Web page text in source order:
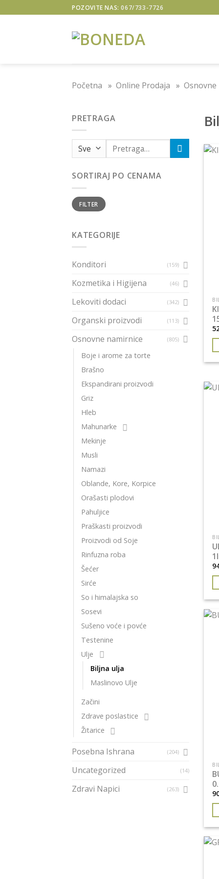
to
POZOVITE NAS:067/733-7726
Početna » Online Prodaja » Osnovne
PRETRAGA
SORTIRAJ PO CENAMA
FILTER
KATEGORIJE
Konditori (159)
Kozmetika i Higijena (46)
Lekoviti dodaci (342)
Organski proizvodi (113)
Osnovne namirnice (805)
Boje i arome za torte
Brašno
Ekspandirani proizvodi
Griz
Hleb
Mahunarke
Mekinje
Musli
Namazi
Oblande, Kore, Korpice
Orašasti plodovi
Pahuljice
Praškasti proizvodi
Proizvodi od Soje
Rinfuzna roba
Šećer
Sirće
So i himalajska so
Sosevi
Sušeno voće i povće
Testenine
Ulje
Biljna ulja
Maslinovo Ulje
Začini
Zdrave poslastice
Žitarice
Posebna Ishrana (204)
Uncategorized (14)
Zdravi Napici (263)